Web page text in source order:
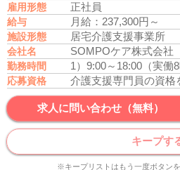
雇用形態 正社員
給与 月給：237,300円～
施設形態 居宅介護支援事業所
会社名 SOMPOケア株式会社
勤務時間 1）9:00～18:00（実働8
応募資格
求人に問い合わせ（無料）
キープす
※キープリストはもう一度ボタン